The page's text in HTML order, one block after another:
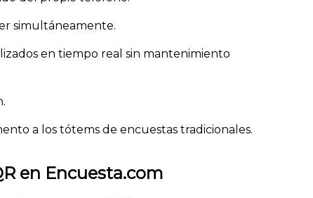
simultáneamente.
en tiempo real sin mantenimiento
a los tótems de encuestas tradicionales.
en Encuesta.com